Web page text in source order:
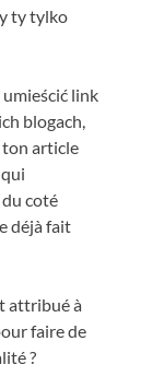
ty tylko
link
blogach,
ton article
coté
déjà fait
attribué à
faire de
?